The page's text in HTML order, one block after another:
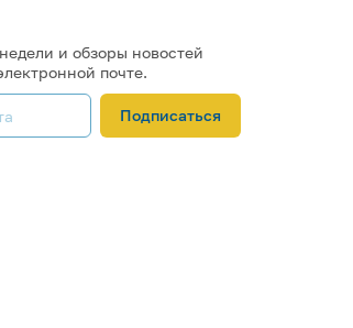
и обзоры новостей
почте.
Подписаться